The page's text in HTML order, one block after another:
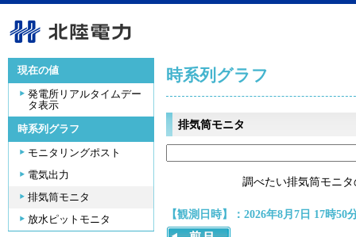
現在の値
発電所リアルタイムデー
タ表示
時系列グラフ
モニタリングポスト
電気出力
排気筒モニタ
放水ピットモニタ
時系列グラフ
排気筒モニタ
調べたい排気筒モニ
【観測日時】：2026年8月7日 17時50